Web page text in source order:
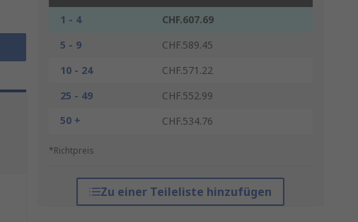
1 - 4
CHF.607.69
5 - 9
CHF.589.45
10 - 24
CHF.571.22
25 - 49
CHF.552.99
50 +
CHF.534.76
*Richtpreis
Zu einer Teileliste hinzufügen